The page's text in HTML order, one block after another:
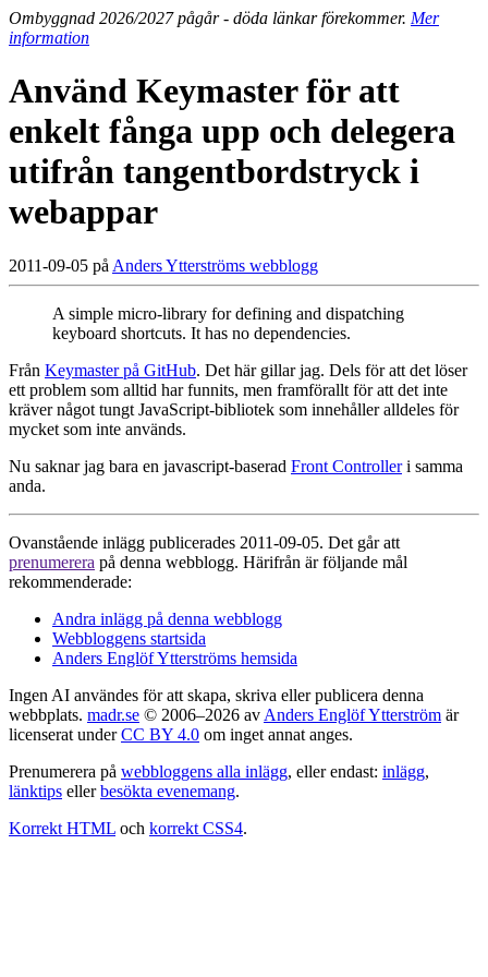
Ombyggnad 2026/2027 pågår - döda länkar förekommer. Mer
information
Använd Keymaster för att
enkelt fånga upp och delegera
utifrån tangentbordstryck i
webappar
2011-09-05 på Anders Ytterströms webblogg
A simple micro-library for defining and dispatching
keyboard shortcuts. It has no dependencies.
Från Keymaster på GitHub. Det här gillar jag. Dels för att det löser
ett problem som alltid har funnits, men framförallt för att det inte
kräver något tungt JavaScript-bibliotek som innehåller alldeles för
mycket som inte används.
Nu saknar jag bara en javascript-baserad Front Controlleri samma
anda.
Ovanstående inlägg publicerades 2011-09-05. Det går att
prenumerera på denna webblogg. Härifrån är följande mål
rekommenderade:
Andra inlägg på denna webblogg
Webbloggens startsida
Anders Englöf Ytterströms hemsida
Ingen AI användes för att skapa, skriva eller publicera denna
webbplats. madr.se © 2006–2026 av Anders Englöf Ytterström är
licenserat underCC BY 4.0 om inget annat anges.
Prenumerera på webbloggens alla inlägg, eller endast: inlägg,
länktips ellerbesökta evenemang.
Korrekt HTML och korrekt CSS4.